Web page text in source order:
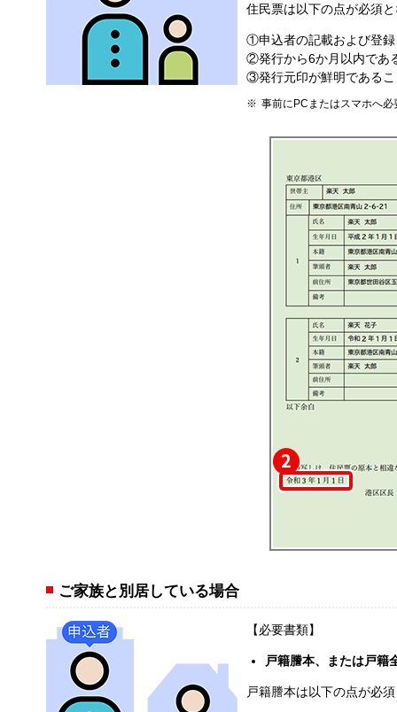
住民票は以下の点が必須
①申込者の記載および登
②発行から6か月以内であ
③発行元印が鮮明である
事前にPCまたはスマホへ
ご家族と別居している場合
【必要書類】
戸籍謄本、または戸籍
戸籍謄本は以下の点が必